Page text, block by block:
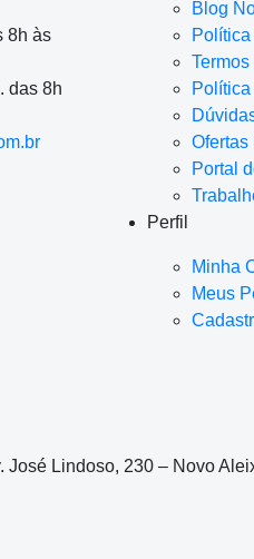
8h às
das 8h
Blog
Ofertas
Portal
Perfil
Minha
Meus
Lindoso, 230 – Novo